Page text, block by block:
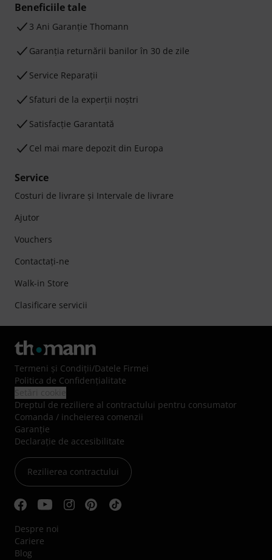
Beneficiile tale
3 Ani Garanție Thomann
Garanţia returnării banilor în 30 de zile
Service Reparații
Sfaturi de la experții noștri
Satisfacție Garantată
Cel mai mare depozit din Europa
Service
Costuri de livrare şi Intervale de livrare
Ajutor
Vouchers
Contactaţi-ne
Walk-in Store
Clasificare servicii
Termeni şi Condiţii/Datele Firmei
Politica de Confidenţialitate
Dreptul de reziliere al contractului pentru consumator
Comanda / incheierea comenzii
Garanție
Declarație de accesibilitate
Rezilierea contractului
Despre noi
Cariere
Blog